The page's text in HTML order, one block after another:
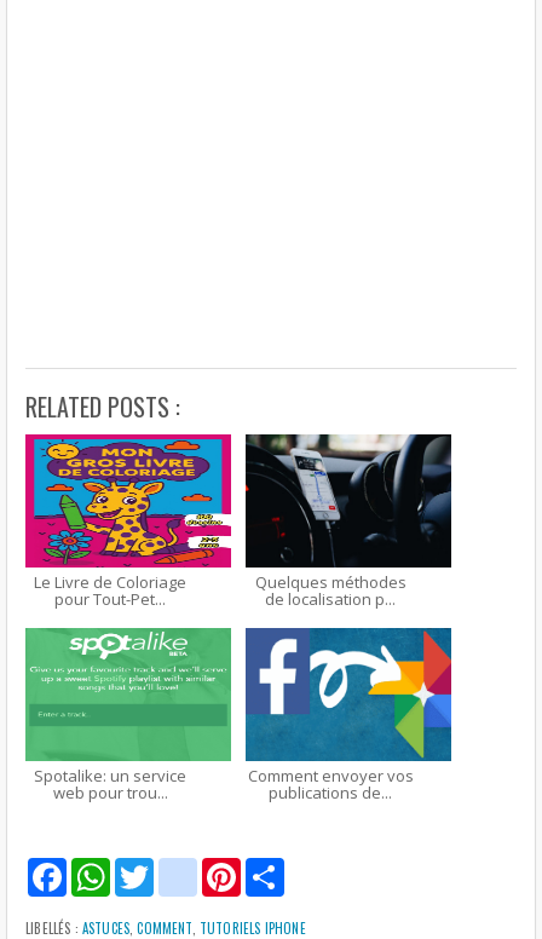
RELATED POSTS :
Le Livre de Coloriage
pour Tout-Pet...
Quelques méthodes
de localisation p...
Spotalike: un service
web pour trou...
Comment envoyer vos
publications de...
F
a
c
e
W
h
a
t
T
t
g
m
a
i
P
i
n
t r
LIBELLÉS : ASTUCES,COMMENT, TUTORIELS IPHONE